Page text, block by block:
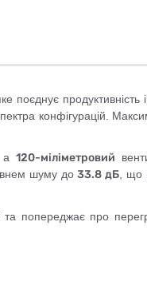
продуктивність
конфігурацій.
а120-міліметровий
шуму до33.8 дБ , що
попереджає про